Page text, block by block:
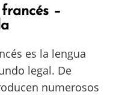
–
es la lengua
legal. De
numerosos